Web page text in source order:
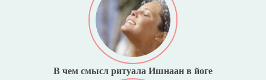
В чем смысл ритуала Ишнаан в йоге